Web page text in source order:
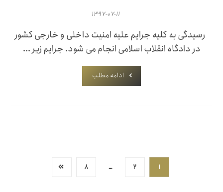
۱۳۹۷-۰۷-۱۱
رسیدگی به كلیه جرایم علیه امنیت داخلی و خارجی كشور
در دادگاه انقلاب اسلامی انجام می شود. جرایم زیر ...
ادامه مطلب
۱ ۲ … ۸